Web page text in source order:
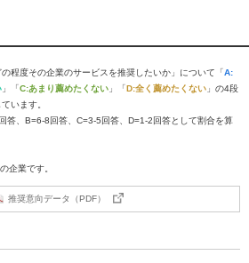
程度その企業のサービスを推奨したいか」について「A:
」「C:あまり薦めたくない 」「D:全く薦めたくない 」の4段
います。
、B=6-8回答、C=3-5回答、D=1-2回答として割合を算
企業です。
推奨意向データ（PDF）